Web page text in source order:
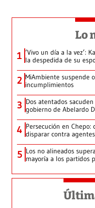
Lo
1 ‘Vivo un día a la vez’:
la despedida de su
2 MiAmbiente suspende
incumplimientos
3 Dos atentados
gobierno de Abelardo
4 Persecución en
disparar contra
5 Los no alineados
mayoría a los partidos